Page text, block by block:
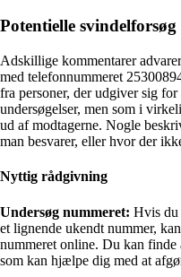
Potentielle svindelforsøg
Adskillige kommentarer
med telefonnummeret
fra personer, der udgiver sig
undersøgelser, men som i
ud af modtagerne. Nogle
man besvarer, eller hvor der
Nyttig rådgivning
Undersøg nummeret: Hvis du
et lignende ukendt nummer,
nummeret online. Du kan finde
som kan hjælpe dig med at